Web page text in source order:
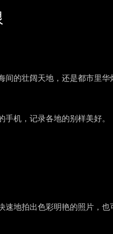
间的壮阔天地，还是都市里华
机，记录各地的别样美好。
速地拍出色彩明艳的照片，也